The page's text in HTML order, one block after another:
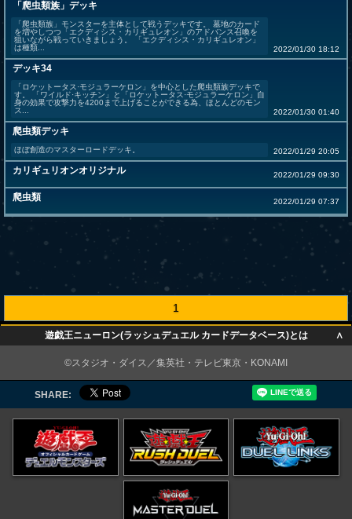
「爬虫類族」デッキ
「爬虫類族」モンスターを主体として戦うデッキです。 墓地のカード
を増やしつつ「エクディシス・カリギュレオン」のアドバンス召喚を
狙いながら戦っていきましょう。 「エクディシス・カリギュレオン」
は種類...
2022/01/30 18:12
デッキ34
「ロケットータス·モジュラーケロン」を中心とした爬虫類族デッキで
す。 「ワイルド·キッチン」と「ロケットータス·モジュラーケロン」自
身の効果で攻撃力を4200まで上げることができる為、ほとんどのモン
ス...
2022/01/30 01:40
爬虫類デッキ
ほぼ創造のマスターロードデッキ。 2022/01/29 20:05
カリギュリオンオリジナル 2022/01/29 09:30
爬虫類 2022/01/29 07:37
1
遊戯王ニューロン(ラッシュデュエル カードデータベース)とは ∧
©スタジオ・ダイス／集英社・テレビ東京・KONAMI
SHARE: